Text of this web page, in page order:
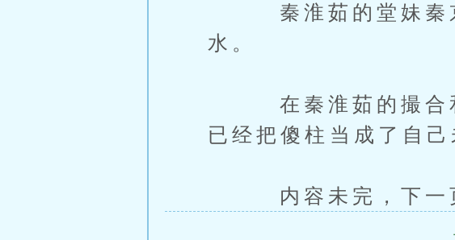
秦淮茹的堂妹秦京
水。
在秦淮茹的撮合和
已经把傻柱当成了自
内容未完，下一